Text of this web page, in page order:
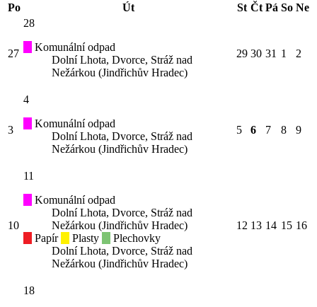
Po
Út St Čt Pá So Ne
27
28
Komunální odpad
Dolní Lhota, Dvorce, Stráž nad
Nežárkou (Jindřichův Hradec)
29 30 31 1 2
3
4
Komunální odpad
Dolní Lhota, Dvorce, Stráž nad
Nežárkou (Jindřichův Hradec)
5 6 7 8 9
10
11
Komunální odpad
Dolní Lhota, Dvorce, Stráž nad
Nežárkou (Jindřichův Hradec)
Papír
Plasty
Plechovky
Dolní Lhota, Dvorce, Stráž nad
Nežárkou (Jindřichův Hradec)
12 13 14 15 16
18